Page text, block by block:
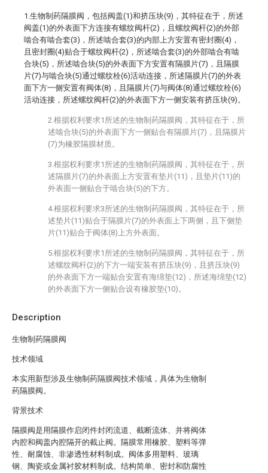
Description
生物制药隔膜阀
技术领域
本实用新型涉及生物制药隔膜阀技术领域，具体为生物制
药隔膜阀。
背景技术
隔膜阀是用隔膜作启闭件封闭流道、截断流体、并将阀体
内腔和阀盖内腔隔开的截止阀。隔膜常用橡胶、塑料等弹
性、耐腐蚀、非渗透性材料制成。阀体多用塑料、玻璃
钢、陶瓷或金属衬胶材料制成。结构简单、密封和防腐性
1.生物制药隔膜阀，包括阀盖(1)和挤压块(9)，其特征在于，所述
阀盖(1)的外表面下方连接有螺纹阀杆(2)，且螺纹阀杆(2)的外部
啮合有啮合套(3)，所述啮合套(3)的内部上方安置有密封圈(4)，
且密封圈(4)贴合于螺纹阀杆(2)，所述啮合套(3)的外部啮合有啮
合块(5)，所述啮合块(5)的外表面下方安置有隔膜片(7)，且隔膜
片(7)与啮合块(5)通过螺纹栓(6)活动连接，所述隔膜片(7)的外表
面下方一侧安置有阀体(8)，且隔膜片(7)与阀体(8)通过螺纹栓(6)
活动连接，所述螺纹阀杆(2)的外表面下方一侧安装有挤压块(9)。
2.根据权利要求1所述的生物制药隔膜阀，其特征在于，所
述啮合块(5)的外表面下方一侧贴合有隔膜片(7)，且隔膜片
(7)为橡胶隔膜材质。
3.根据权利要求1所述的生物制药隔膜阀，其特征在于，所
述隔膜片(7)的外表面上方安置有垫片(11)，且垫片(11)的
外表面一侧贴合于啮合块(5)的下方。
4.根据权利要求3所述的生物制药隔膜阀，其特征在于，所
述垫片(11)贴合于隔膜片(7)的外表面上下两侧，且下侧垫
片(11)贴合于阀体(8)上方外表面。
5.根据权利要求1所述的生物制药隔膜阀，其特征在于，所
述螺纹阀杆(2)的下方一端安装有挤压块(9)，且挤压块(9)
的外表面下方一端贴合安置有海绵垫(12)，所述海绵垫(12)
的外表面下方一侧贴合设有橡胶垫(10)。